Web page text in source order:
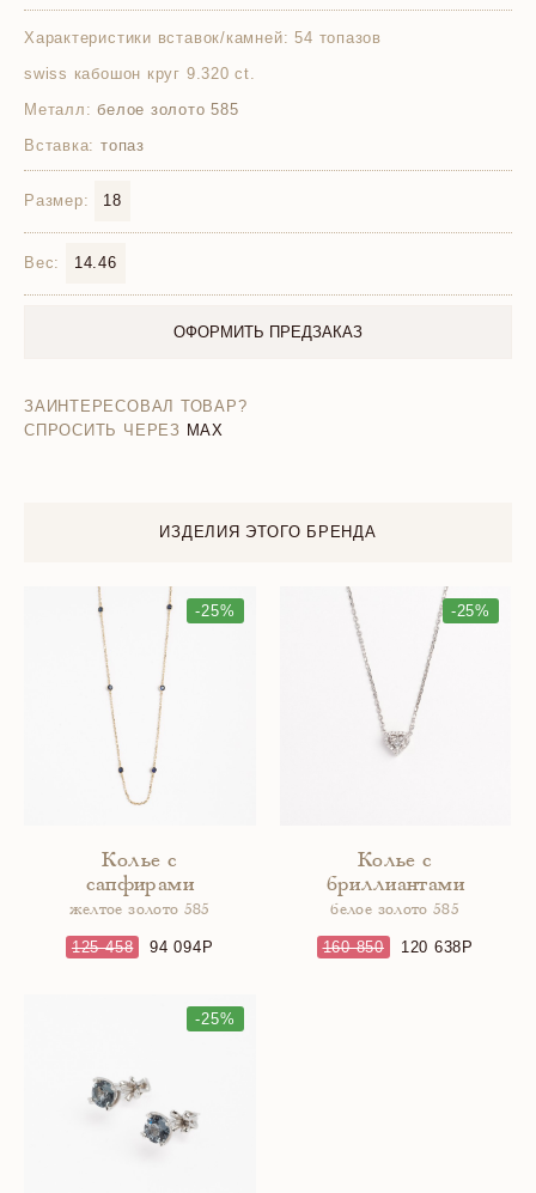
Характеристики вставок/камней: 54 топазов
swiss кабошон круг 9.320 ct.
Металл: белое золото 585
Вставка: топаз
Размер: 18
Вес: 14.46
ОФОРМИТЬ ПРЕДЗАКАЗ
ЗАИНТЕРЕСОВАЛ ТОВАР?
СПРОСИТЬ ЧЕРЕЗ MAX
ИЗДЕЛИЯ ЭТОГО БРЕНДА
-25%
Колье с
сапфирами
желтое золото 585
125 458 94 094
-25%
Колье с
бриллиантами
белое золото 585
160 850 120 638
-25%